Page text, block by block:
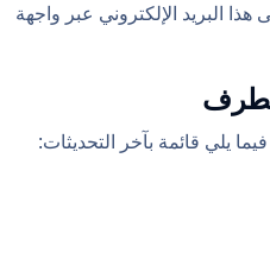
هذا البريد الإلكتروني عبر واجهة
يلي قائمة بآخر التحديثات: